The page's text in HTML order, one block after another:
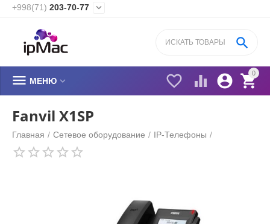
+998(71) 203-70-77 
0


 

 МЕНЮ 
Fanvil X1SP
Главная / Сетевое оборудование / IP-Телефоны /